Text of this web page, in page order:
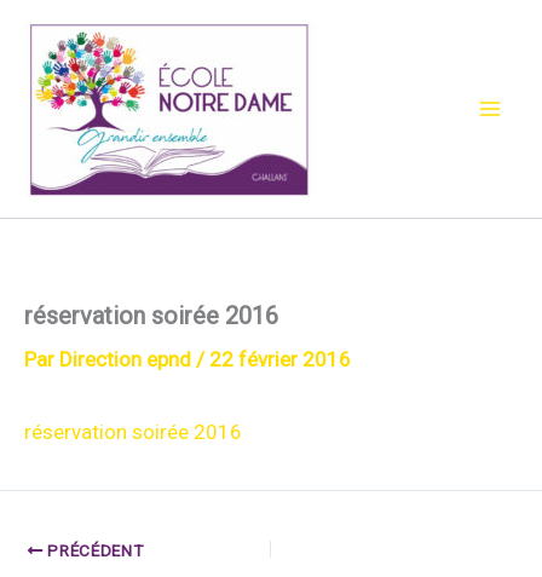
contenu
réservation soirée 2016
Par Direction epnd / 22 février 2016
réservation soirée 2016
PRÉCÉDENT